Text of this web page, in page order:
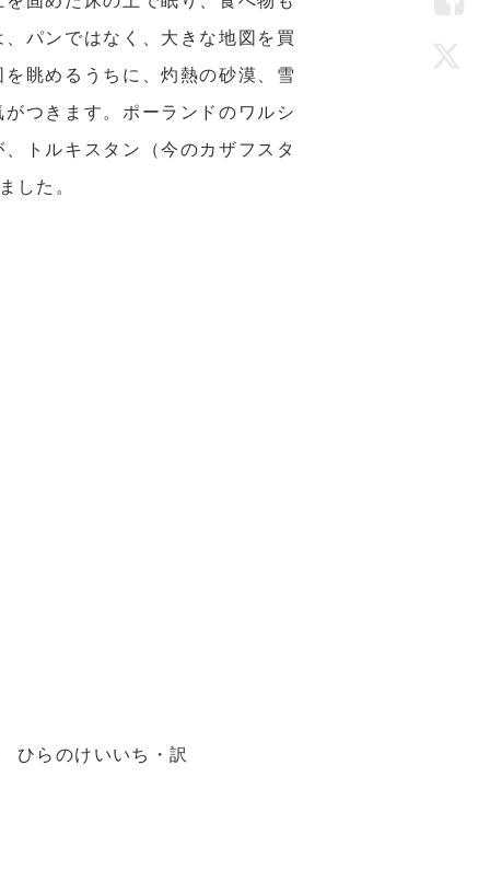
パンではなく、大きな地図を買
眺めるうちに、灼熱の砂漠、雪
つきます。ポーランドのワルシ
トルキスタン（今のカザフスタ
した。
らのけいいち・訳